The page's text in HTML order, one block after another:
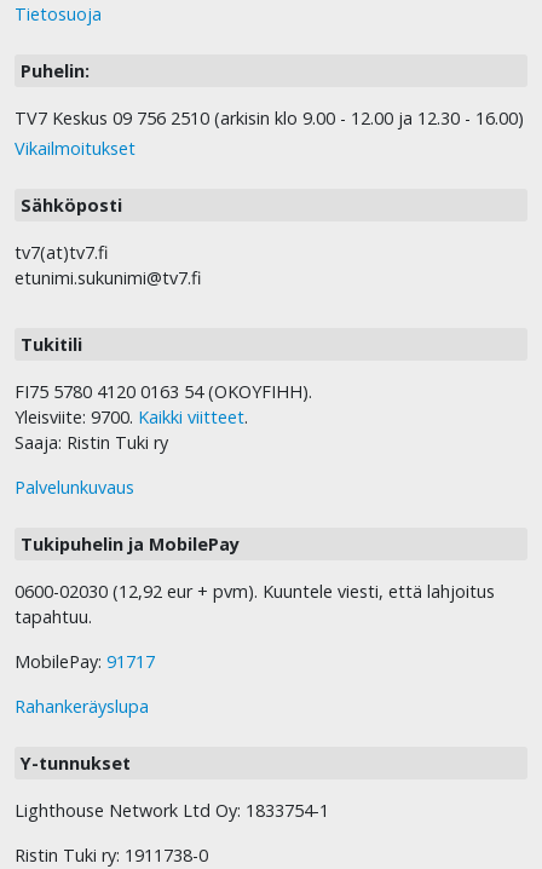
Tietosuoja
Puhelin:
TV7 Keskus 09 756 2510 (arkisin klo 9.00 - 12.00 ja 12.30 - 16.00)
Vikailmoitukset
Sähköposti
tv7(at)tv7.fi
etunimi.sukunimi@tv7.fi
Tukitili
FI75 5780 4120 0163 54 (OKOYFIHH).
Yleisviite: 9700. Kaikki viitteet.
Saaja: Ristin Tuki ry
Palvelunkuvaus
Tukipuhelin ja MobilePay
0600-02030 (12,92 eur + pvm). Kuuntele viesti, että lahjoitus
tapahtuu.
MobilePay: 91717
Rahankeräyslupa
Y-tunnukset
Lighthouse Network Ltd Oy: 1833754-1
Ristin Tuki ry: 1911738-0